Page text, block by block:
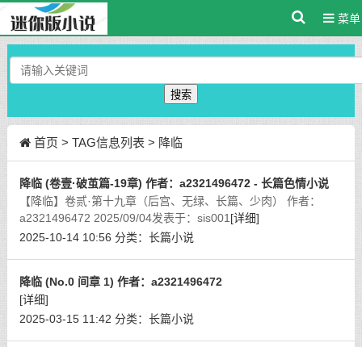
菜单
搜索
首页 > TAG信息列表 > 降临
降临 (卷壹·破茧篇-19章) 作者：a2321496472 - 长篇色情小说
【降临】卷贰·第十九章（后宫、无绿、长篇、少肉） 作者：
a2321496472 2025/09/04发表于：sis001 [详细]
2025-10-14 10:56 分类： 长篇小说
降临 (No.0 间章 1) 作者：a2321496472
[详细]
2025-03-15 11:42 分类： 长篇小说